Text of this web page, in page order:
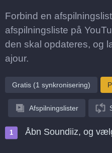
Forbind en
afspilningsliste på
den skal opdateres, og
ajour.
Gratis (1 synkronisering)
Afspilningslister
Åbn Soundiiz, og